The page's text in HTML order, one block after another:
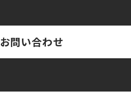
お問い合わせ